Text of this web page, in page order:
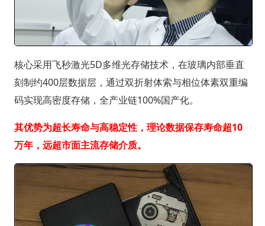
核心采用飞秒激光5D多维光存储技术，在玻璃内部垂直
刻制约400层数据层，通过双折射体索与相位体素双重编
码实现高密度存储，全产业链100%国产化。
其优势为超长寿命与高稳定性，理论数据保存寿命超10
万年，远超市面主流存储介质。